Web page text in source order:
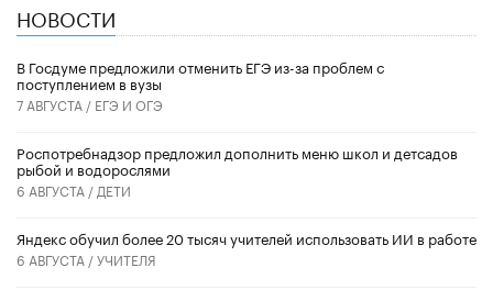
НОВОСТИ
В Госдуме предложили отменить ЕГЭ из-за проблем с
поступлением в вузы
7 АВГУСТА / ЕГЭ И ОГЭ
Роспотребнадзор предложил дополнить меню школ и детсадов
рыбой и водорослями
6 АВГУСТА / ДЕТИ
​Яндекс обучил более 20 тысяч учителей использовать ИИ в работе
6 АВГУСТА /УЧИТЕЛЯ